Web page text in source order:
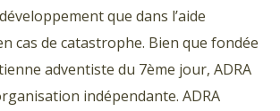
que dans l’aide
cas de catastrophe. Bien que fondée
adventiste du 7ème jour, ADRA
indépendante. ADRA